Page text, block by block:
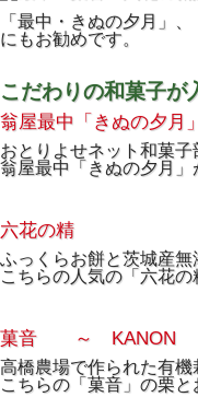
「最中・きぬの夕月」
にもお勧めです。
こだわりの和菓子が
翁屋最中「きぬの夕月」
おとりよせネット和菓
翁屋最中「きぬの夕月」
六花の精
ふっくらお餅と茨城産
こちらの人気の「六花の
菓音 ～ KANON
高橋農場で作られた有
こちらの「菓音」の栗と